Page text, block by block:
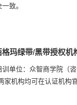
致。
玛绿带/黑带授权机
单位：众智商学院（
家机构均可在认证机构